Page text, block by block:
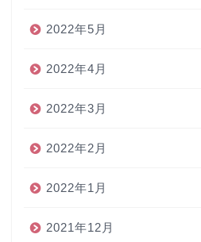
2022年5月
2022年4月
2022年3月
2022年2月
2022年1月
2021年12月